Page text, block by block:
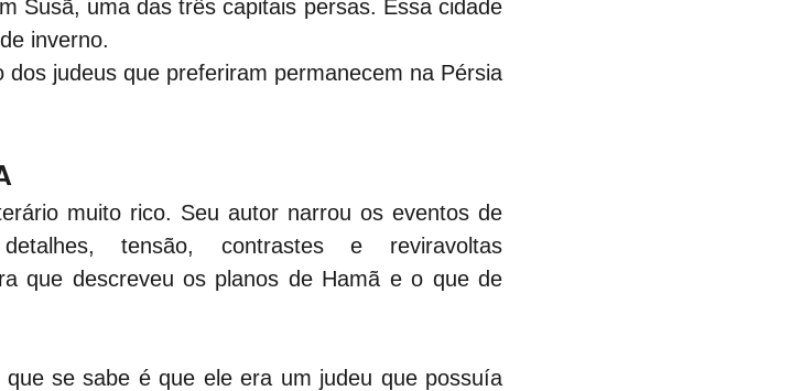
Susã, uma das três capitais persas. Essa cidade
inverno.
judeus que preferiram permanecem na Pérsia
muito rico. Seu autor narrou os eventos de
tensão, contrastes e reviravoltas
que descreveu os planos de Hamã e o que de
se sabe é que ele era um judeu que possuía